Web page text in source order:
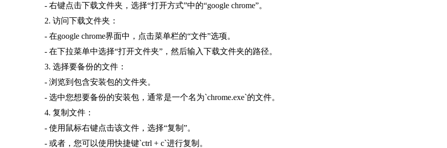
- 右键点击下载文件夹，选择“打开方式”中的“google chrome”。
2. 访问下载文件夹：
- 在google chrome界面中，点击菜单栏的“文件”选项。
- 在下拉菜单中选择“打开文件夹”，然后输入下载文件夹的路径。
3. 选择要备份的文件：
- 浏览到包含安装包的文件夹。
- 选中您想要备份的安装包，通常是一个名为`chrome.exe`的文件。
4. 复制文件：
- 使用鼠标右键点击该文件，选择“复制”。
- 或者，您可以使用快捷键`ctrl + c`进行复制。